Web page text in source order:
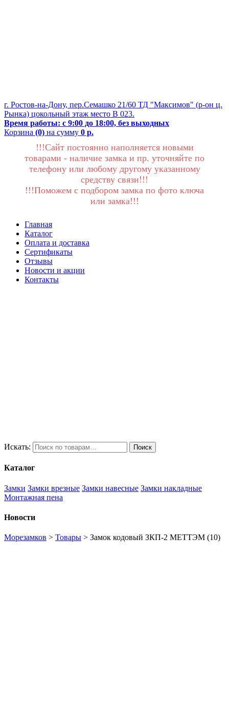
г. Ростов-на-Дону, пер.Семашко 21/60 ТД "Максимов" (р-он ц.
Рынка) цокольный этаж место В 023.
Время работы: с 9:00 до 18:00, без выходных
Корзина (0) на сумму 0 р.
!!!Сайт постоянно наполняется новыми
товарами - наличие замка и пр. уточняйте по
телефону или любому другому указанному
средству связи!!!
!!!Поможем с подбором замка по фото ключа
или замка!!!
Главная
Каталог
Оплата и доставка
Сертификаты
Отзывы
Новости и акции
Контакты
Искать: Поиск
Каталог
Замки Замки врезные Замки навесные Замки накладные
Монтажная пена
Новости
Морезамков > Товары > Замок кодовый ЗКП-2 МЕТТЭМ (10)